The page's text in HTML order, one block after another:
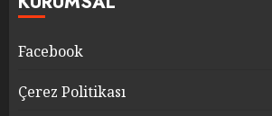
Facebook
Çerez Politikası